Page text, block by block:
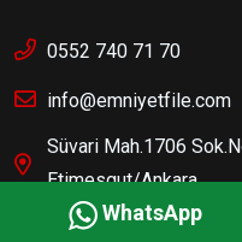
0552 740 71 70
info@emniyetfile.com
Süvari Mah.1706
Etimesgut/Ankara
WhatsApp